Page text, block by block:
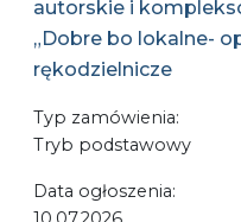
autorskie i
„Dobre bo lokalne-
rękodzielnicze
Typ zamówienia:
Tryb podstawowy
Data ogłoszenia: